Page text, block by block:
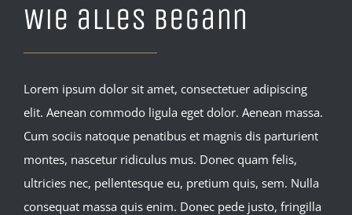
Wie alles begann
Lorem ipsum dolor sit amet, consectetuer adipiscing
elit. Aenean commodo ligula eget dolor. Aenean massa.
Cum sociis natoque penatibus et magnis dis parturient
montes, nascetur ridiculus mus. Donec quam felis,
ultricies nec, pellentesque eu, pretium quis, sem. Nulla
consequat massa quis enim. Donec pede justo, fringilla